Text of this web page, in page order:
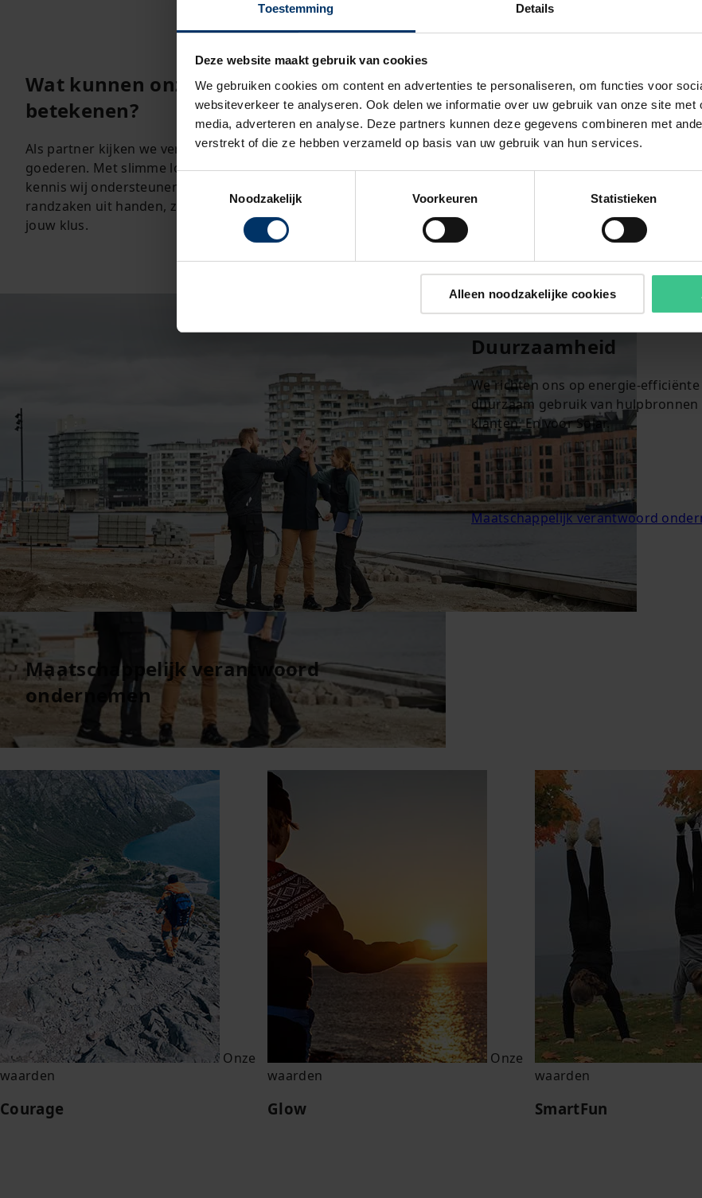
Toestemming Details
Deze website maakt gebruik van cookies
We gebruiken cookies om content en advertenties te personaliseren, om functies voor
websiteverkeer te analyseren. Ook delen we informatie over uw gebruik van onze site met
media, adverteren en analyse. Deze partners kunnen deze gegevens combineren met
verstrekt of die ze hebben verzameld op basis van uw gebruik van hun services.
Noodzakelijk
Voorkeuren Statistieken
Alleen noodzakelijke cookies
Wat kunnen onze Services voor jou
betekenen?
Als partner kijken we verder dan alleen een tijdige leveringvan
goederen. Met slimme logistieke diensten en jarenlange
kenniswij ondersteunen
randzaken uit handen, zodat je direct aan de slag kunt met
jouw klus.
Maatschappelijk verantwoord
ondernemen
Duurzaamheid
We richten ons op energie-
duurzaam gebruik van
klanten. En voor Solar.
Maatschappelijk verantwoord
Onze
waarden
Courage
Onze
waarden
Glow
waarden
SmartFun